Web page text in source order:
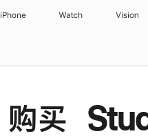
iPhone Watch Vision
购买